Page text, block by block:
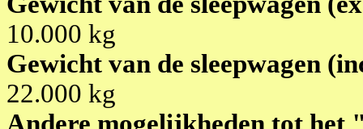
10.000 kg
Gewicht van de sleepwagen
22.000 kg